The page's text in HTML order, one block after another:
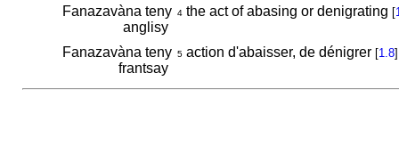
Fanazavàna teny
anglisy
4the act of abasing or denigrating [
Fanazavàna teny
frantsay
5action d'abaisser, de dénigrer [1.8]